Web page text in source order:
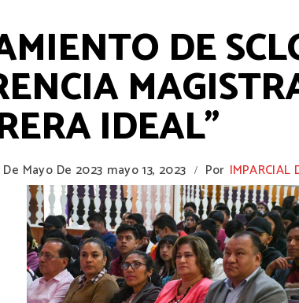
DE
IDEAL”
De Mayo De 2023 mayo 13, 2023 / Por IMPARCIAL